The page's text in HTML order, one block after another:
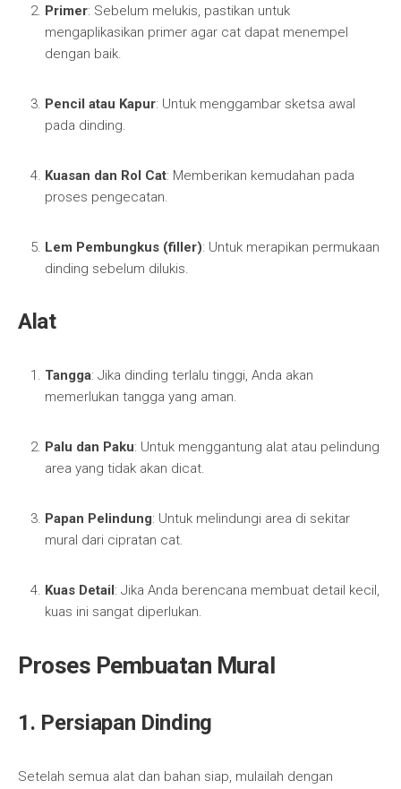
Primer: Sebelum melukis, pastikan untuk
mengaplikasikan primer agar cat dapat menempel
dengan baik.
Pencil atau Kapur: Untuk menggambar sketsa awal
pada dinding.
Kuasan dan Rol Cat: Memberikan kemudahan pada
proses pengecatan.
Lem Pembungkus (filler): Untuk merapikan permukaan
dinding sebelum dilukis.
Alat
Tangga: Jika dinding terlalu tinggi, Anda akan
memerlukan tangga yang aman.
Palu dan Paku: Untuk menggantung alat atau pelindung
area yang tidak akan dicat.
Papan Pelindung: Untuk melindungi area di sekitar
mural dari cipratan cat.
Kuas Detail: Jika Anda berencana membuat detail kecil,
kuas ini sangat diperlukan.
Proses Pembuatan Mural
1. Persiapan Dinding
Setelah semua alat dan bahan siap, mulailah dengan